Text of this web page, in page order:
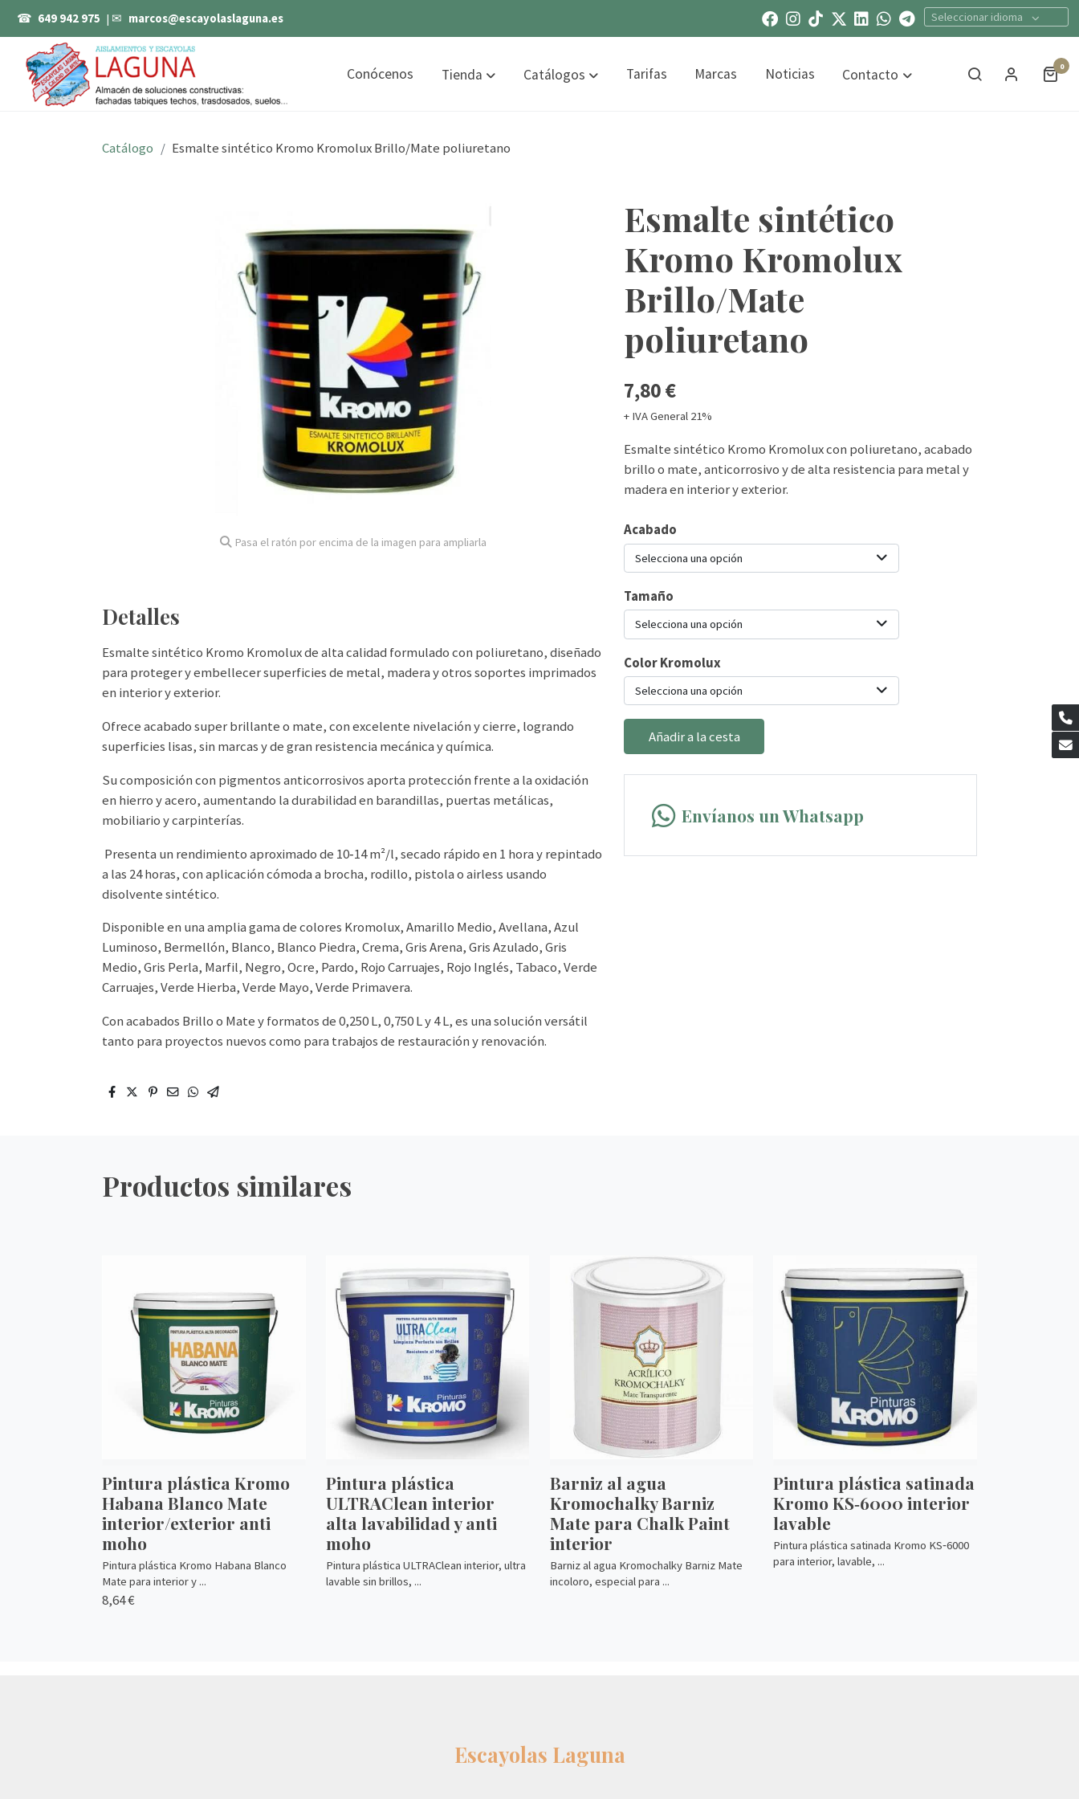
☎ 649 942 975 | ✉ marcos@escayolaslaguna.es Seleccionar idioma
Conócenos Tienda Catálogos Tarifas Marcas Noticias Contacto 0
Catálogo Esmalte sintético Kromo Kromolux Brillo/Mate poliuretano
Pasa el ratón por encima de la imagen para ampliarla
Detalles
Esmalte sintético Kromo Kromolux de alta calidad formulado con poliuretano, diseñado
para proteger y embellecer superficies de metal, madera y otros soportes imprimados
en interior y exterior.
Ofrece acabado super brillante o mate, con excelente nivelación y cierre, logrando
superficies lisas, sin marcas y de gran resistencia mecánica y química.
Su composición con pigmentos anticorrosivos aporta protección frente a la oxidación
en hierro y acero, aumentando la durabilidad en barandillas, puertas metálicas,
mobiliario y carpinterías.
Presenta un rendimiento aproximado de 10‑14 m²/l, secado rápido en 1 hora y repintado
a las 24 horas, con aplicación cómoda a brocha, rodillo, pistola o airless usando
disolvente sintético.
Disponible en una amplia gama de colores Kromolux, Amarillo Medio, Avellana, Azul
Luminoso, Bermellón, Blanco, Blanco Piedra, Crema, Gris Arena, Gris Azulado, Gris
Medio, Gris Perla, Marfil, Negro, Ocre, Pardo, Rojo Carruajes, Rojo Inglés, Tabaco, Verde
Carruajes, Verde Hierba, Verde Mayo, Verde Primavera.
Con acabados Brillo o Mate y formatos de 0,250 L, 0,750 L y 4 L, es una solución versátil
tanto para proyectos nuevos como para trabajos de restauración y renovación.
Esmalte sintético
Kromo Kromolux
Brillo/Mate
poliuretano
7,80 €
+ IVA General 21%
Esmalte sintético Kromo Kromolux con poliuretano, acabado
brillo o mate, anticorrosivo y de alta resistencia para metal y
madera en interior y exterior.
Acabado
Selecciona una opción
Tamaño
Selecciona una opción
Color Kromolux
Selecciona una opción
Añadir a la cesta
Envíanos un Whatsapp
Productos similares
Pintura plástica Kromo
Habana Blanco Mate
interior/exterior anti
moho
Pintura plástica Kromo Habana Blanco
Mate para interior y ...
8,64 €
Pintura plástica
ULTRAClean interior
alta lavabilidad y anti
moho
Pintura plástica ULTRAClean interior, ultra
lavable sin brillos, ...
Barniz al agua
Kromochalky Barniz
Mate para Chalk Paint
interior
Barniz al agua Kromochalky Barniz Mate
incoloro, especial para ...
Pintura plástica satinada
Kromo KS‑6000 interior
lavable
Pintura plástica satinada Kromo KS‑6000
para interior, lavable, ...
Escayolas Laguna